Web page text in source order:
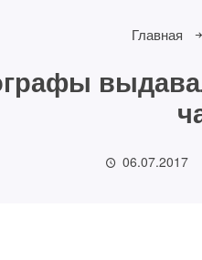
Главная
06.07.2017